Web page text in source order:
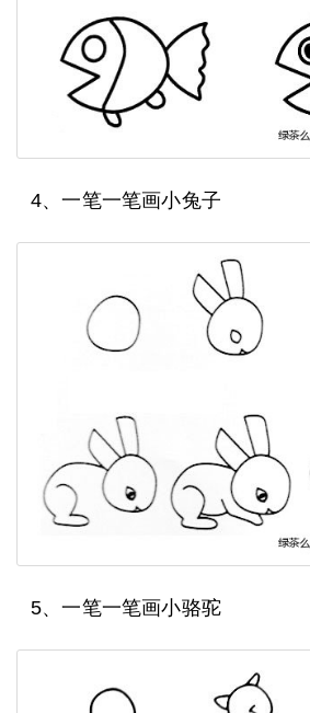
4、一笔一笔画小兔子
5、一笔一笔画小骆驼